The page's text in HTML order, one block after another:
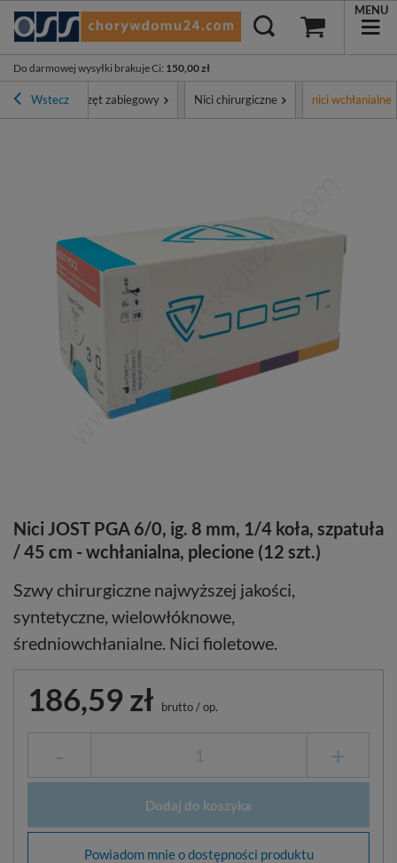
Do darmowej wysyłki brakuje Ci: 150,00 zł
MENU
Wstecz Sprzęt zabiegowy Nici chirurgiczne nici wchłanialne
Nici JOST PGA 6/0, ig. 8 mm, 1/4 koła, szpatuła
/ 45 cm - wchłanialna, plecione (12 szt.)
Szwy chirurgiczne najwyższej jakości,
syntetyczne, wielowłóknowe,
średniowchłanialne. Nici fioletowe.
186,59 zł brutto/op.
- +
Dodaj do koszyka
Powiadom mnie o dostępności produktu